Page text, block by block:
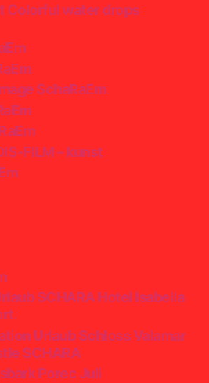
Colorful water drops
SchaRaEm
FILM – kunst
SCHARA Hotel Isabella
Urlaub Schloss Valamar
SCHARA
Porec Juli